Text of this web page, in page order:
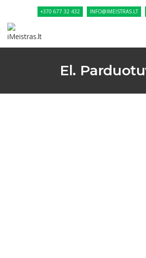
+370 677 32 432 INFO@IMEISTRAS.LT
El.